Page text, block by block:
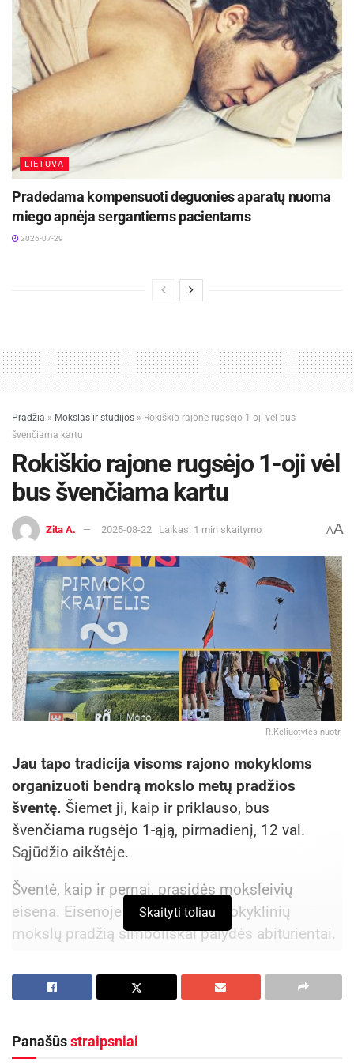
Pranešimas spaudai
Žymos: Baltijos šalys
LIETUVA
Pradedama kompensuoti deguonies aparatų nuoma
miego apnėja sergantiems pacientams
2026-07-29
Pradžia » Mokslas ir studijos » Rokiškio rajone rugsėjo 1-oji vėl bus
švenčiama kartu
Rokiškio rajone rugsėjo 1-oji vėl
bus švenčiama kartu
Zita A. 2025-08-22 Laikas: 1 min skaitymo AA
R.Keliuotytės nuotr.
Jau tapo tradicija visoms rajono mokykloms
organizuoti bendrą mokslo metų pradžios
šventę. Šiemet ji, kaip ir priklauso, bus
švenčiama rugsėjo 1-ąją, pirmadienį, 12 val.
Sąjūdžio aikštėje.
Šventė, kaip ir pernai, prasidės moksleivių
eisena. Eisenoje pirmokėlius į mokyklinių
mokslų pradžią simboliškai palydės abiturientai.
Skaičiuojama, kad šiais metais į pirmąją klasę
ateis 184 mokinukai,
o juos palydės 187
mokyklose turėtų pradėti 2515 mokinių.
Skaityti toliau
Panašūsstraipsniai